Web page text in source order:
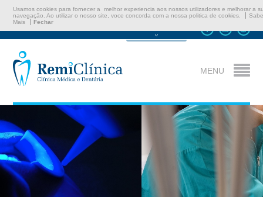
Usamos cookies para fornecer a melhor experiencia aos nossos utilizadores e melhorar a
navegação. Ao utilizar o nosso site, voce concorda com a nossa politica de cookies.
Mais
Fechar
MENU